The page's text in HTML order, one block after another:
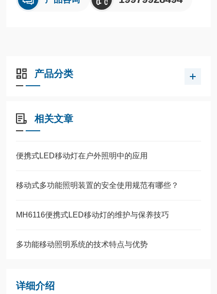
产品分类
相关文章
便携式LED移动灯在户外照明中的应用
移动式多功能照明装置的安全使用规范有哪些？
MH6116便携式LED移动灯的维护与保养技巧
多功能移动照明系统的技术特点与优势
详细介绍